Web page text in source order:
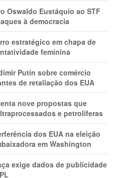
Oswaldo Eustáquio ao STF
à democracia
estratégico em chapa de
feminina
Putin sobre comércio
de retaliação dos EUA
nove propostas que
e petrolíferas
dos EUA na eleição
em Washington
exige dados de publicidade